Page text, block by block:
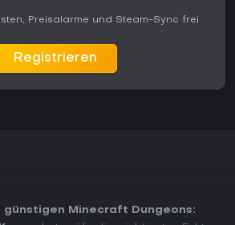
Preisalarme und Steam-Sync frei
Registrieren
günstigen Minecraft Dungeons: